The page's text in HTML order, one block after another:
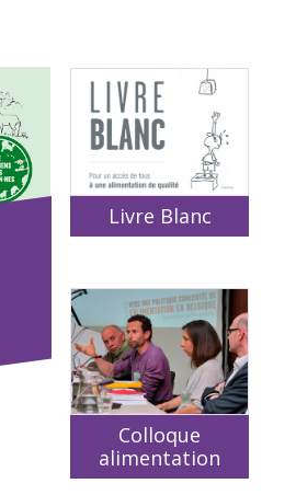
Livre Blanc
Colloque
alimentation